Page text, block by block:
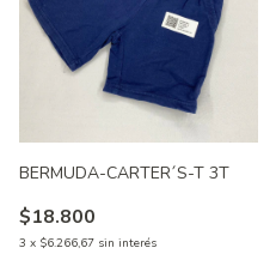
BERMUDA-CARTER´S-T 3T
$18.800
3 x $6.266,67 sin interés